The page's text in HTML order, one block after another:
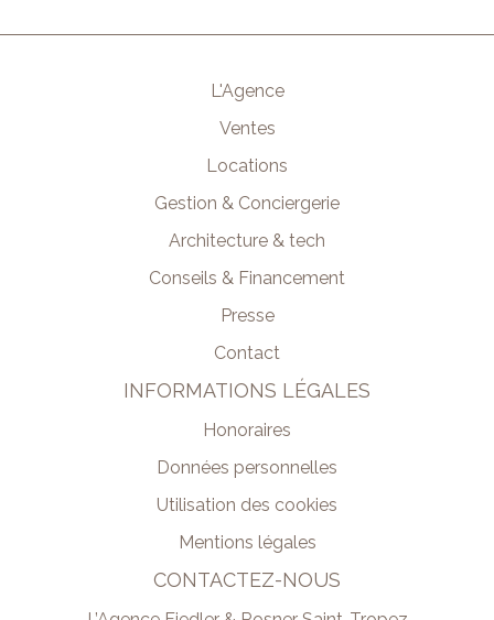
L'Agence
Ventes
Locations
Gestion & Conciergerie
Architecture & tech
Conseils & Financement
Presse
Contact
INFORMATIONS LÉGALES
Honoraires
Données personnelles
Utilisation des cookies
Mentions légales
CONTACTEZ-NOUS